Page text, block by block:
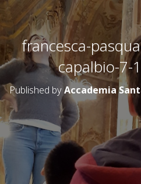
francesca-
capalbio-7-
Published byAccademia